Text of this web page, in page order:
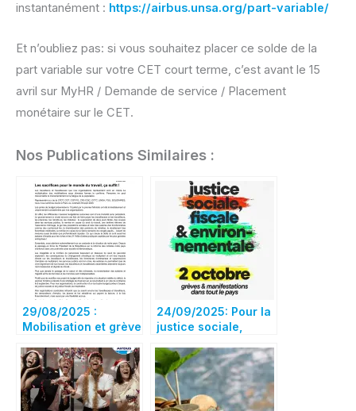
instantanément : https://airbus.unsa.org/part-variable/
Et n’oubliez pas: si vous souhaitez placer ce solde de la
part variable sur votre CET court terme, c’est avant le 15
avril sur MyHR / Demande de service / Placement
monétaire sur le CET.
Nos Publications Similaires :
29/08/2025 :
Mobilisation et grève
24/09/2025: Pour la
justice sociale,
environnementale,
mobilisons-nous le 2
octobre ! Toulouse
Saint-cyprien à 14h